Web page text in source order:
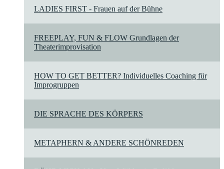
LADIES FIRST - Frauen auf der Bühne
FREEPLAY, FUN & FLOW Grundlagen der
Theaterimprovisation
HOW TO GET BETTER? Individuelles Coaching für
Improgruppen
DIE SPRACHE DES KÖRPERS
METAPHERN & ANDERE SCHÖNREDEN